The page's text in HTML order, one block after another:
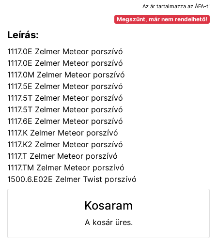
Az ár tartalmazza az ÁFA-t!
Megszűnt, már nem rendelhető!
Leírás:
1117.0E Zelmer Meteor porszívó
1117.0E Zelmer Meteor porszívó
1117.0M Zelmer Meteor porszívó
1117.5E Zelmer Meteor porszívó
1117.5T Zelmer Meteor porszívó
1117.5T Zelmer Meteor porszívó
1117.6E Zelmer Meteor porszívó
1117.K Zelmer Meteor porszívó
1117.K2 Zelmer Meteor porszívó
1117.T Zelmer Meteor porszívó
1117.TM Zelmer Meteor porszívó
1500.6.E02E Zelmer Twist porszívó
Kosaram
A kosár üres.